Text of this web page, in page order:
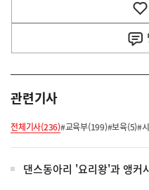
관련기사
전체기사(236)#교육부(199)#보육(5)#
댄스동아리 '요리왕'과 앵커